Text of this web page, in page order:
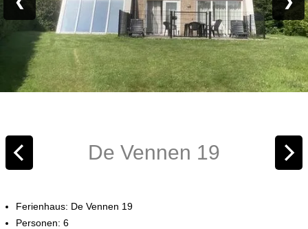
De Vennen 19
Ferienhaus: De Vennen 19
Personen: 6